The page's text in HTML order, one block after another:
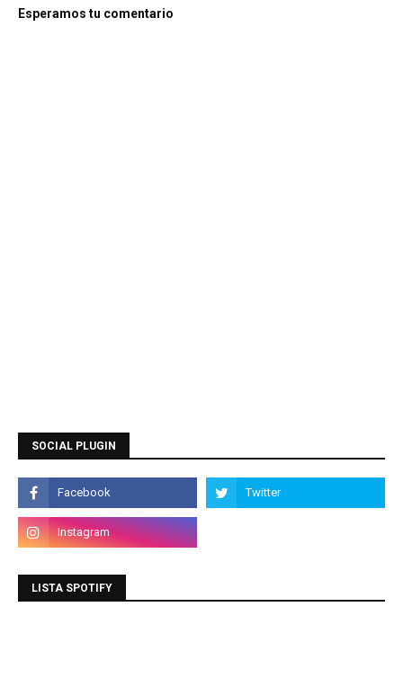
Esperamos tu comentario
SOCIAL PLUGIN
LISTA SPOTIFY